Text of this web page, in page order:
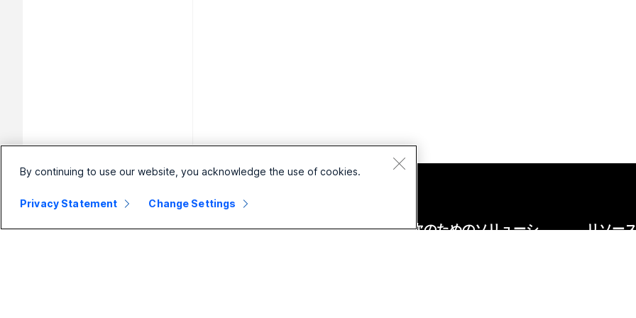
小規模企業
エンタープライ
デバイス
次のためのソリューシ
リソー
By continuing to use our website, you acknowledge the use of cookies.
Privacy Statement Change Settings